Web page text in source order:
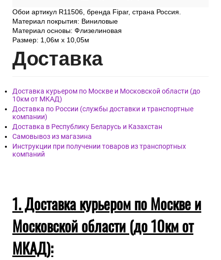
Обои артикул R11506, бренда Fipar, страна Россия.
Материал покрытия: Виниловые
Материал основы: Флизелиновая
Размер: 1,06м х 10,05м
Доставка
Доставка курьером по Москве и Московской области (до
10км от МКАД)
Доставка по России (службы доставки и транспортные
компании)
Доставка в Республику Беларусь и Казахстан
Самовывоз из магазина
Инструкции при получении товаров из транспортных
компаний
1. Доставка курьером по Москве и
Московской области (до 10км от
МКАД):